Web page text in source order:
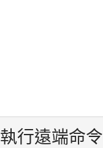
執行遠端命令